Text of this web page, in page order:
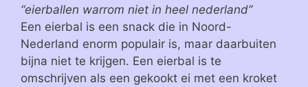
“eierballen warrom niet in heel nederland”
Een eierbal is een snack die in Noord-
Nederland enorm populair is, maar daarbuiten
bijna niet te krijgen. Een eierbal is te
omschrijven als een gekookt ei met een kroket